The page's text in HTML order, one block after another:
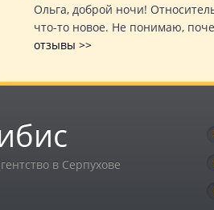
Ольга, доброй ночи!
что-то новое. Не понимаю,
отзывы >>
в Серпухове